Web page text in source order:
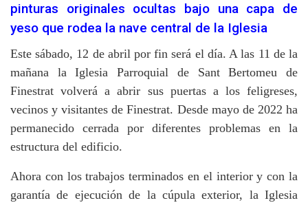
pinturas originales ocultas bajo una capa de
yeso que rodea la nave central de la Iglesia
Este sábado, 12 de abril por fin será el día. A las 11 de la
mañana la Iglesia Parroquial de Sant Bertomeu de
Finestrat volverá a abrir sus puertas a los feligreses,
vecinos y visitantes de Finestrat. Desde mayo de 2022 ha
permanecido cerrada por diferentes problemas en la
estructura del edificio.
Ahora con los trabajos terminados en el interior y con la
garantía de ejecución de la cúpula exterior, la Iglesia